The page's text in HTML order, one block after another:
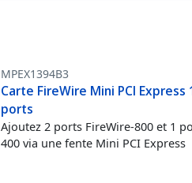
MPEX1394B3
Carte FireWire Mini PCI Express
ports
Ajoutez 2 ports FireWire-800 et 1
400 via une fente Mini PCI Express